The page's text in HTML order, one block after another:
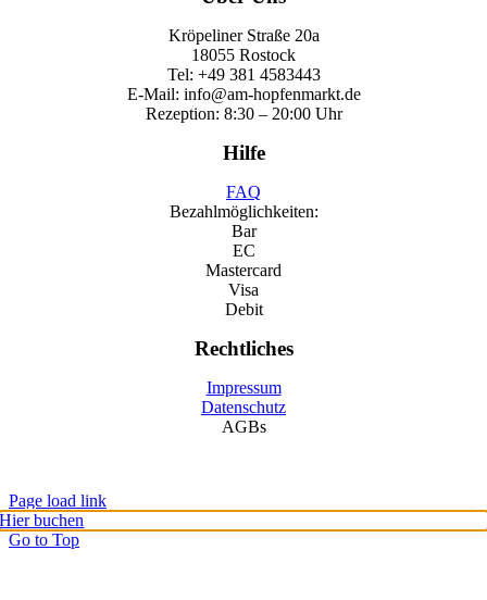
Kröpeliner Straße 20a
18055 Rostock
Tel: +49 381 4583443
E-Mail: info@am-hopfenmarkt.de
Rezeption: 8:30 – 20:00 Uhr
Hilfe
FAQ
Bezahlmöglichkeiten:
Bar
EC
Mastercard
Visa
Debit
Rechtliches
Impressum
Datenschutz
AGBs
Page load link
Hier buchen
Go to Top